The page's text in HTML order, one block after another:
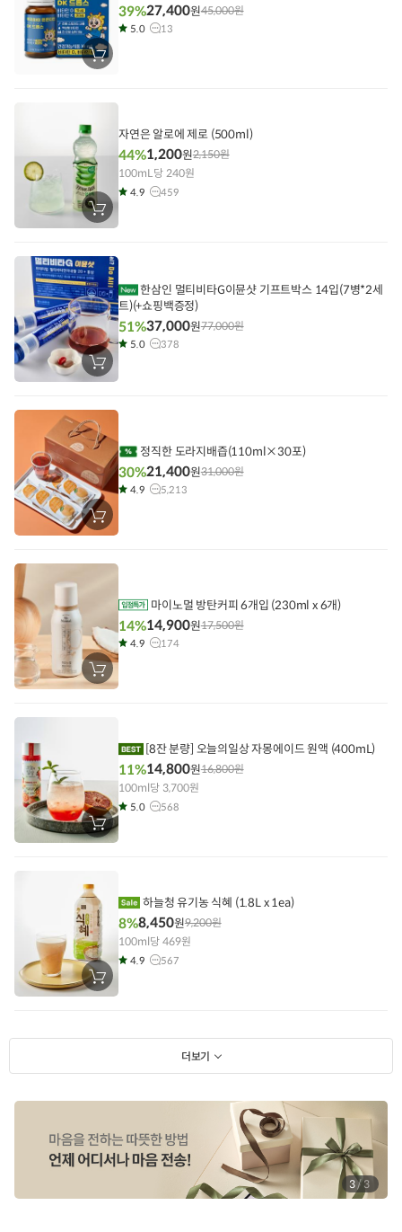
장
바
39%27,400원45,000원
5.0 13
장
바
에
담
기
자연은 알로에 제로 (500ml)
44%1,200원2,150원
100mL당 240원
4.9 459
장
바
에
담
기
한삼인 멀티비타G이뮨샷 기프트박스 14입(7병*2세
트)(+쇼핑백증정)
51%37,000원77,000원
5.0 378
장
바
에
정직한 도라지배즙(110ml×30포)
30%21,400원31,000원
4.9 5,213
장
바
마이노멀 방탄커피 6개입 (230ml x 6개)
14%14,900원17,500원
4.9 174
장
바
기
[8잔 분량] 오늘의일상 자몽에이드 원액 (400mL)
11%14,800원16,800원
100ml당 3,700원
5.0 568
장
바
담
하늘청 유기농 식혜 (1.8L x 1ea)
8%8,450원9,200원
100ml당 469원
4.9 567
더보기
3/3